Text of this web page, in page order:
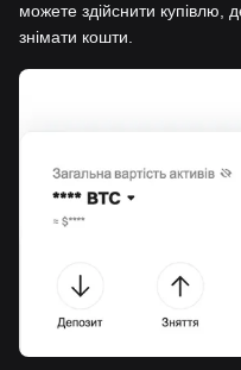
можете здійснити купівлю,
знімати кошти.